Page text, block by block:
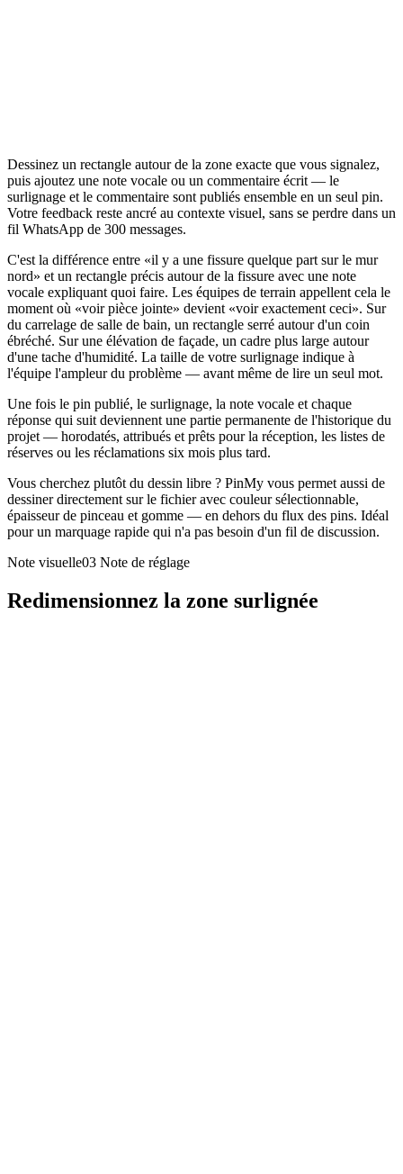
Dessinez un rectangle autour de la zone exacte que vous signalez,
puis ajoutez une note vocale ou un commentaire écrit — le
surlignage et le commentaire sont publiés ensemble en un seul pin.
Votre feedback reste ancré au contexte visuel, sans se perdre dans un
fil WhatsApp de 300 messages.
C'est la différence entre «il y a une fissure quelque part sur le mur
nord» et un rectangle précis autour de la fissure avec une note
vocale expliquant quoi faire. Les équipes de terrain appellent cela le
moment où «voir pièce jointe» devient «voir exactement ceci». Sur
du carrelage de salle de bain, un rectangle serré autour d'un coin
ébréché. Sur une élévation de façade, un cadre plus large autour
d'une tache d'humidité. La taille de votre surlignage indique à
l'équipe l'ampleur du problème — avant même de lire un seul mot.
Une fois le pin publié, le surlignage, la note vocale et chaque
réponse qui suit deviennent une partie permanente de l'historique du
projet — horodatés, attribués et prêts pour la réception, les listes de
réserves ou les réclamations six mois plus tard.
Vous cherchez plutôt du dessin libre ? PinMy vous permet aussi de
dessiner directement sur le fichier avec couleur sélectionnable,
épaisseur de pinceau et gomme — en dehors du flux des pins. Idéal
pour un marquage rapide qui n'a pas besoin d'un fil de discussion.
Note visuelle03 Note de réglage
Redimensionnez la zone surlignée